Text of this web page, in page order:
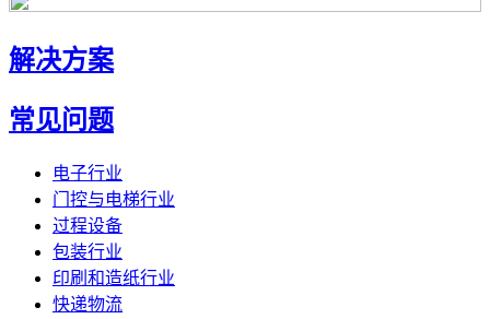
解决方案
常见问题
电子行业
门控与电梯行业
过程设备
包装行业
印刷和造纸行业
快递物流